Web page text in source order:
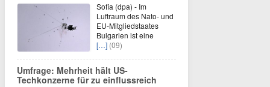
Sofia (dpa) - Im
Luftraum des Nato- und
EU-Mitgliedstaates
Bulgarien ist eine
[…] (09)
Umfrage: Mehrheit hält US-
Techkonzerne für zu einflussreich